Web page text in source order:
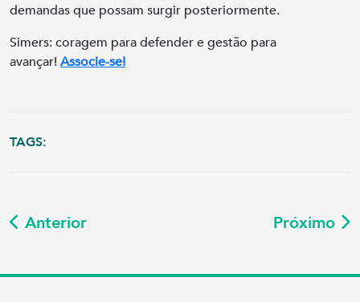
demandas que possam surgir posteriormente.
Simers: coragem para defender e gestão para
avançar!Associe-se!
TAGS:
Anterior Próximo